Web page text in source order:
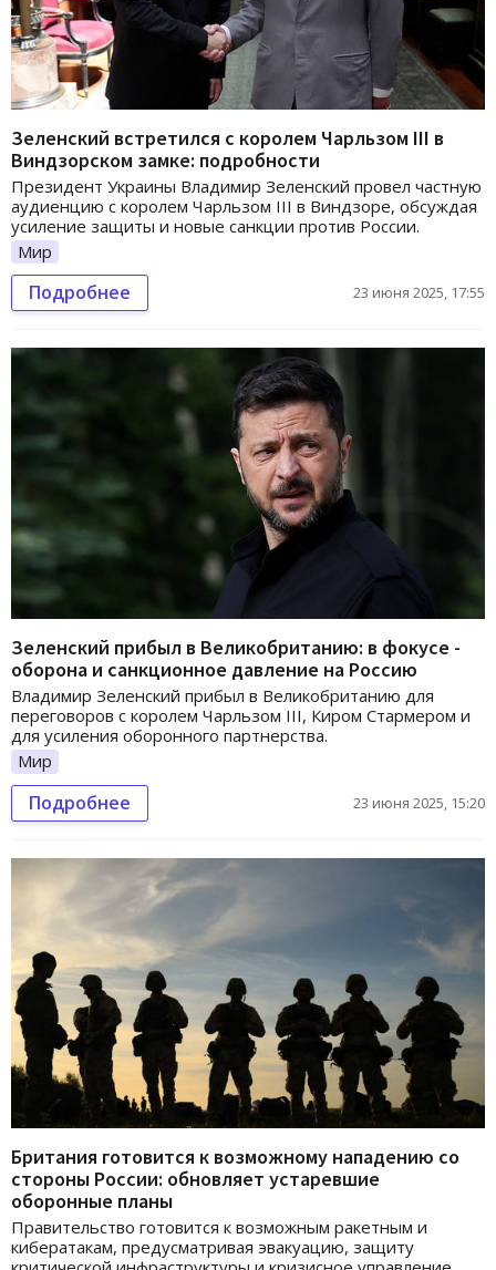
Зеленский встретился с королем Чарльзом III в
Виндзорском замке: подробности
Президент Украины Владимир Зеленский провел частную
аудиенцию с королем Чарльзом III в Виндзоре, обсуждая
усиление защиты и новые санкции против России.
Мир
Подробнее 23 июня 2025, 17:55
Зеленский прибыл в Великобританию: в фокусе -
оборона и санкционное давление на Россию
Владимир Зеленский прибыл в Великобританию для
переговоров с королем Чарльзом III, Киром Стармером и
для усиления оборонного партнерства.
Мир
Подробнее 23 июня 2025, 15:20
Британия готовится к возможному нападению со
стороны России: обновляет устаревшие
оборонные планы
Правительство готовится к возможным ракетным и
кибератакам, предусматривая эвакуацию, защиту